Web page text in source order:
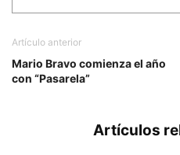
Artículo anterior
Mario Bravo comienza el año
con “Pasarela”
Artículos